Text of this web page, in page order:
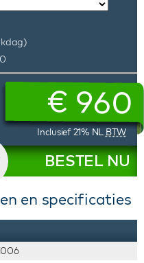
€ 960
Inclusief 21% NL BTW
BESTEL NU
en specificaties